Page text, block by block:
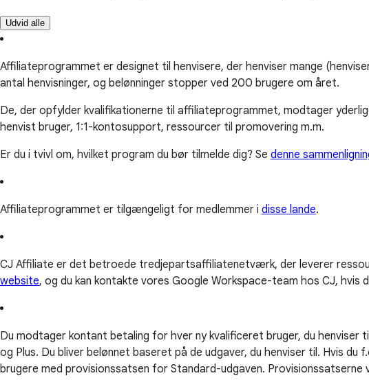
Udvid alle
Affiliateprogrammet er designet til henvisere, der henviser mange
antal henvisninger, og belønninger stopper ved 200 brugere om året.
De, der opfylder kvalifikationerne til affiliateprogrammet, modtager
henvist bruger, 1:1-kontosupport, ressourcer til promovering m.m.
Er du i tvivl om, hvilket program du bør tilmelde dig? Se denne
Affiliateprogrammet er tilgængeligt for medlemmer i disse lande.
CJ Affiliate er det betroede tredjepartsaffiliatenetværk, der leverer
website, og du kan kontakte vores Google Workspace-team hos CJ, hvis
Du modtager kontant betaling for hver ny kvalificeret bruger, du henviser
og Plus. Du bliver belønnet baseret på de udgaver, du henviser til. Hvis
brugere med provisionssatsen for Standard-udgaven.